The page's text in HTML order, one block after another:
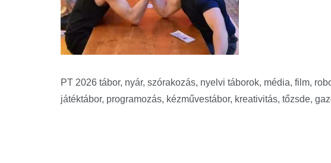
PT 2026 tábor, nyár, szórakozás, nyelvi táborok, média, film,
játéktábor, programozás, kézművestábor, kreativitás, tőzsde,